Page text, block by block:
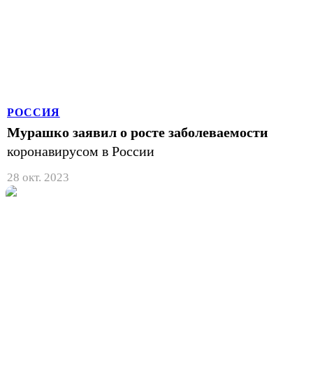
РОССИЯ
Мурашко заявил о росте заболеваемости
коронавирусом в России
28 окт. 2023